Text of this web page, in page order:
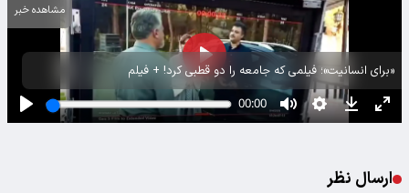
«برای انسانیت»؛ فیلمی که جامعه را دو قطبی کرد! + فیلم
مشاهده خبر
ارسال نظر